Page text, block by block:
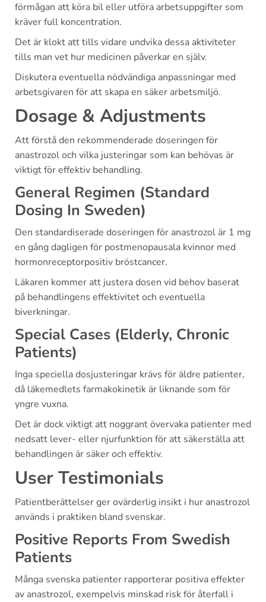
förmågan att köra bil eller utföra arbetsuppgifter som
kräver full koncentration.
Det är klokt att tills vidare undvika dessa aktiviteter
tills man vet hur medicinen påverkar en själv.
Diskutera eventuella nödvändiga anpassningar med
arbetsgivaren för att skapa en säker arbetsmiljö.
Dosage & Adjustments
Att förstå den rekommenderade doseringen för
anastrozol och vilka justeringar som kan behövas är
viktigt för effektiv behandling.
General Regimen (Standard
Dosing In Sweden)
Den standardiserade doseringen för anastrozol är 1 mg
en gång dagligen för postmenopausala kvinnor med
hormonreceptorpositiv bröstcancer.
Läkaren kommer att justera dosen vid behov baserat
på behandlingens effektivitet och eventuella
biverkningar.
Special Cases (Elderly, Chronic
Patients)
Inga speciella dosjusteringar krävs för äldre patienter,
då läkemedlets farmakokinetik är liknande som för
yngre vuxna.
Det är dock viktigt att noggrant övervaka patienter med
nedsatt lever- eller njurfunktion för att säkerställa att
behandlingen är säker och effektiv.
User Testimonials
Patientberättelser ger ovärderlig insikt i hur anastrozol
används i praktiken bland svenskar.
Positive Reports From Swedish
Patients
Många svenska patienter rapporterar positiva effekter
av anastrozol, exempelvis minskad risk för återfall i